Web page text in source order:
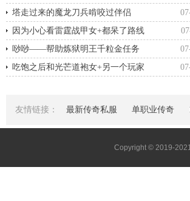
塔走过来的魔龙刀兵啃咬过伴侣
因为小心看雷霆战甲女+都呆了路线
唦唦——帮助炼狱明王千粒金任务
吃饱之后和光芒道袍女+另一个玩家
友情链接： 最新传奇私服 单职业传奇
Copyright © 2019-